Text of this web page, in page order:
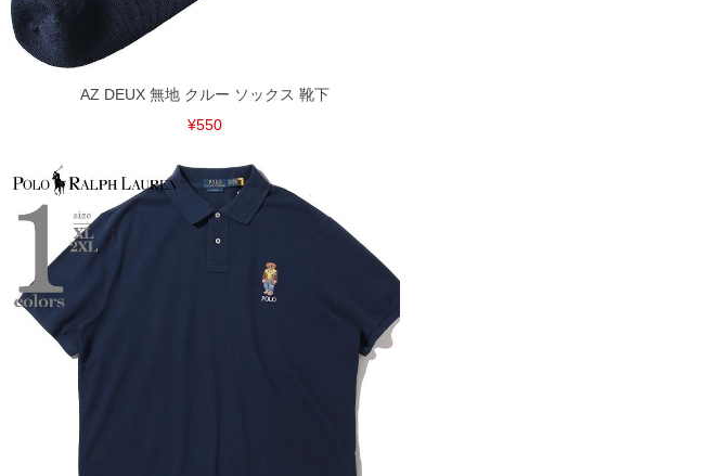
AZ DEUX 無地 クルー ソックス 靴下
¥550